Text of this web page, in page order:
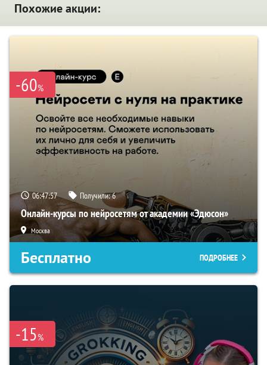
Похожие акции:
-60%
06:47:56 Получили:6
Онлайн-курсы по нейросетям от академии «Эдюсон»
Москва
Бесплатно ПОДРОБНЕЕ
-15%